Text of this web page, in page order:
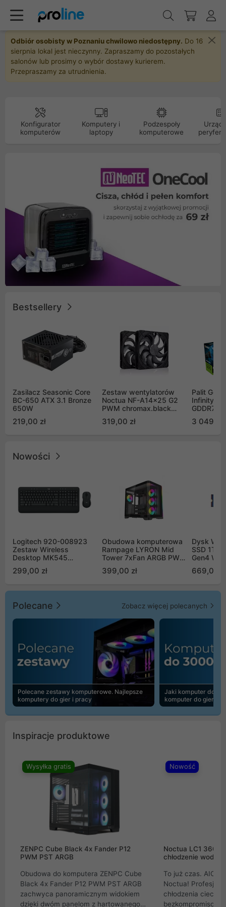
Odbiór osobisty w Poznaniu chwilowo niedostępny. Do 16
sierpnia lokal jest nieczynny. Zapraszamy do pozostałych
salonów lub prosimy o wybór dostawy kurierem.
Przepraszamy za utrudnienia.
Konfigurator
komputerów
Komputery i
laptopy
Podzespoły
komputerowe
Bestsellery
Zasilacz Seasonic Core
BC-650 ATX 3.1 Bronze
650W
219,00 zł
Zestaw wentylatorów
Noctua NF-A14x25 G2
PWM chromax.black
Push Pull (2szt)
319,00 zł
Palit
Infinity 3
GDDR7
GB2050S)
3 049,00
Nowości
Logitech 920-008923
Zestaw Wireless
Desktop MK545
299,00 zł
Obudowa komputerowa
Rampage LYRON Mid
Tower 7xFan ARGB PWM
399,00 zł
Dysk WD
SSD 1TB
Gen4
669,00
Polecane Zobacz więcej polecanych
Polecane zestawy komputerowe. Najlepsze
komputery do gier i pracy
Jaki komputer do
komputer do gier |
Inspiracje produktowe
Wysyłka gratis
ZENPC Cube Black 4x Fander P12
PWM PST ARGB
Obudowa do komputera ZENPC Cube
Black 4x Fander P12 PWM PST ARGB
zachwyca panoramicznym widokiem
dzięki dwóm panelom z hartowanego
Nowość
Noctua LC1
chłodzenie wodne
To już czas. AIO
Noctua!
chłodzenia cieczą